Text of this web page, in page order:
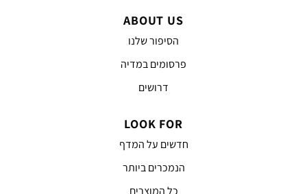
ABOUT US
הסיפור שלנו
פרסומים במדיה
דרושים
LOOK FOR
חדשים על המדף
הנמכרים ביותר
כל המוצרים